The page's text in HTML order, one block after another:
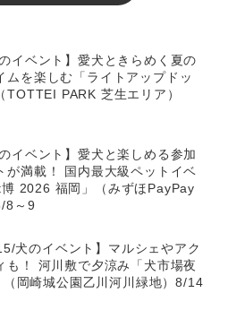
イベント】愛犬ときらめく夏の
ムを楽しむ「ライトアップドッ
TOTTEI PARK 芝生エリア）
イベント】愛犬と楽しめる参加
が満載！ 国内最大級ペットイベ
2026 福岡」（みずほPayPay
8～9
犬のイベント】マルシェやアク
も！ 河川敷で夕涼み「犬市場夜
岡崎城公園乙川河川緑地）8/14